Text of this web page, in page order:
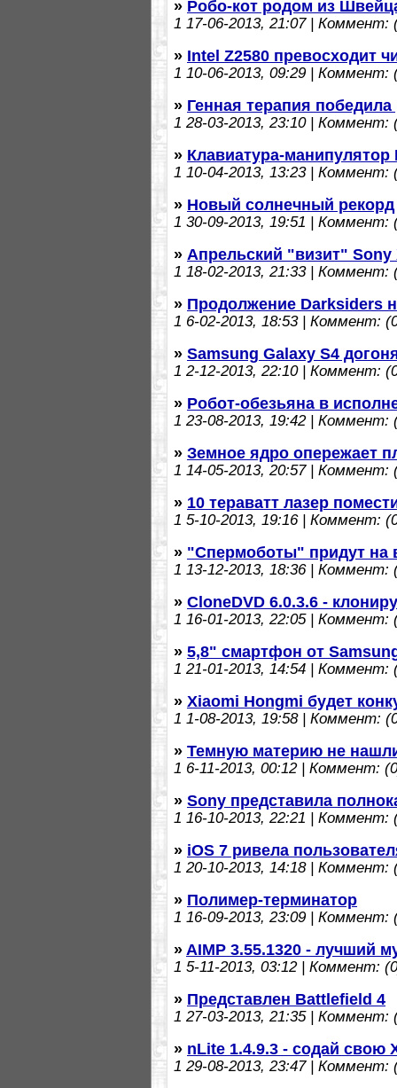
» Робо-кот родом из
1 17-06-2013, 21:07 | Коммент:
» Intel Z2580 превосходит
1 10-06-2013, 09:29 | Коммент:
» Генная терапия
1 28-03-2013, 23:10 | Коммент:
» Клавиатура-
1 10-04-2013, 13:23 | Коммент:
» Новый солнечный рекорд
1 30-09-2013, 19:51 | Коммент:
» Апрельский "визит"
1 18-02-2013, 21:33 | Коммент:
» Продолжение Darksiders
1 6-02-2013, 18:53 | Коммент:
» Samsung Galaxy S4
1 2-12-2013, 22:10 | Коммент:
» Робот-обезьяна в
1 23-08-2013, 19:42 | Коммент:
» Земное ядро опережает
1 14-05-2013, 20:57 | Коммент:
» 10 тераватт лазер
1 5-10-2013, 19:16 | Коммент:
» "Спермоботы" придут на
1 13-12-2013, 18:36 | Коммент:
» CloneDVD 6.0.3.6 -
1 16-01-2013, 22:05 | Коммент:
» 5,8" смартфон от
1 21-01-2013, 14:54 | Коммент:
» Xiaomi Hongmi будет
1 1-08-2013, 19:58 | Коммент:
» Темную материю не
1 6-11-2013, 00:12 | Коммент:
» Sony представила
1 16-10-2013, 22:21 | Коммент:
» iOS 7 ривела
1 20-10-2013, 14:18 | Коммент:
» Полимер-терминатор
1 16-09-2013, 23:09 | Коммент:
» AIMP 3.55.1320 - лучший
1 5-11-2013, 03:12 | Коммент:
» Представлен Battlefield 4
1 27-03-2013, 21:35 | Коммент:
» nLite 1.4.9.3 - содай свою
1 29-08-2013, 23:47 | Коммент: